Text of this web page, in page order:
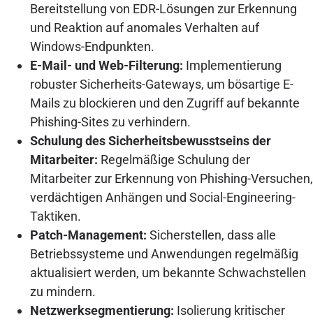
Bereitstellung von EDR-Lösungen zur Erkennung
und Reaktion auf anomales Verhalten auf
Windows-Endpunkten.
E-Mail- und Web-Filterung: Implementierung
robuster Sicherheits-Gateways, um bösartige E-
Mails zu blockieren und den Zugriff auf bekannte
Phishing-Sites zu verhindern.
Schulung des Sicherheitsbewusstseins der
Mitarbeiter: Regelmäßige Schulung der
Mitarbeiter zur Erkennung von Phishing-Versuchen,
verdächtigen Anhängen und Social-Engineering-
Taktiken.
Patch-Management: Sicherstellen, dass alle
Betriebssysteme und Anwendungen regelmäßig
aktualisiert werden, um bekannte Schwachstellen
zu mindern.
Netzwerksegmentierung: Isolierung kritischer